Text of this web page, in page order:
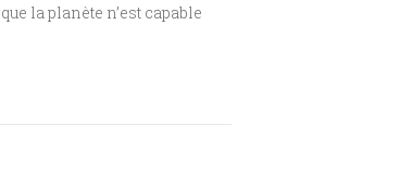
la planète n’est capable